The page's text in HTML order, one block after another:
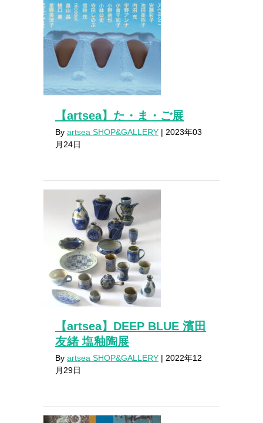
【artsea】た・ま・ご展
By artsea SHOP&GALLERY | 2023年03
月24日
【artsea】DEEP BLUE 濱田
友緒 塩釉陶展
By artsea SHOP&GALLERY | 2022年12
月29日